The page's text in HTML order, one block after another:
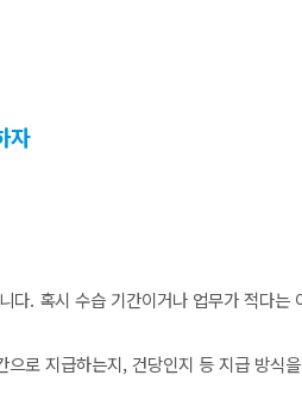
자
다. 혹시 수습 기간이거나 업무가 적다는
로 지급하는지, 건당인지 등 지급 방식